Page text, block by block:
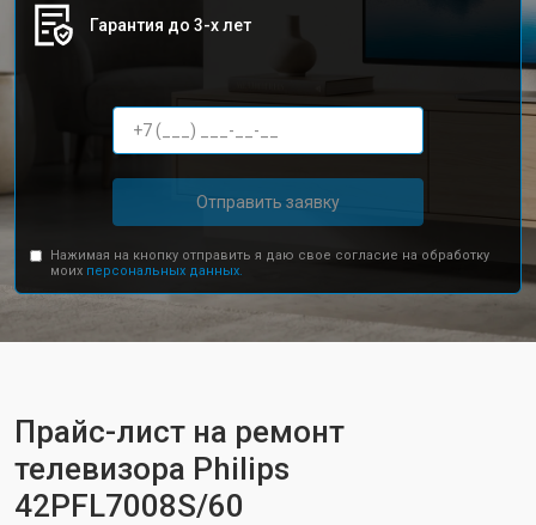
Гарантия до 3-х лет
Отправить заявку
Нажимая на кнопку отправить я даю свое согласие на обработку
моих персональных данных.
Прайс-лист на ремонт
телевизора Philips
42PFL7008S/60